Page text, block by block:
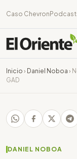
Caso Chevron
Inicio › Daniel Noboa ›
GAD
DANIEL NOBOA